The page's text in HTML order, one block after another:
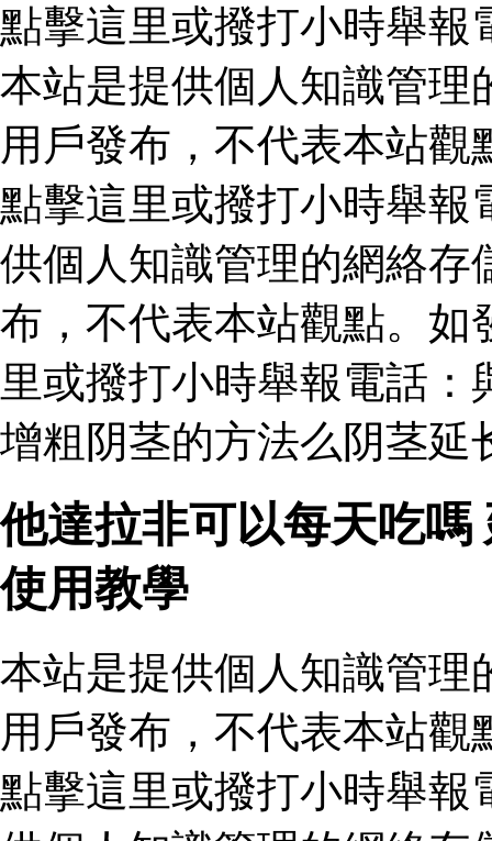
點擊這里或撥打小時舉
本站是提供個人知識管理
用戶發布，不代表本站
點擊這里或撥打小時舉報
供個人知識管理的網絡存
布，不代表本站觀點。如
里或撥打小時舉報電話
增粗阴茎的方法么阴茎延
他達拉非可以每天吃
使用教學
本站是提供個人知識管理
用戶發布，不代表本站
點擊這里或撥打小時舉報